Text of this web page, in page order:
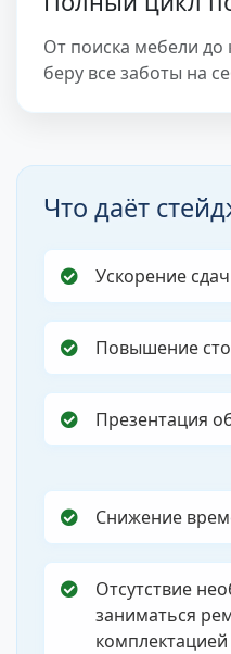
От поиска мебели
беру все заботы на
Что даёт
Ускорение
Повышение
Презентация
Снижение
Отсутствие
заниматься